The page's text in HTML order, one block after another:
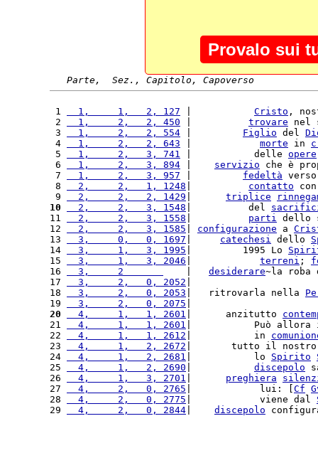
Provalo sui
Parte,  Sez., Capitolo, Capoverso
1
  1,     1,   2, 127
Cristo ,
2
  1,     2,   2, 450
trovare nel
3
  1,     2,   2, 554
Figlio del
4
  1,     2,   2, 643
morte in
5
  1,     2,   3, 741
|           delle opere
6
  1,     2,   3, 894
servizio che è
7
  1,     2,   3, 957
fedeltà
8
  2,     2,   1, 1248
contatto
9
  2,     2,   2, 1429
triplice
10
  2,     2,   3, 1548
|          del
11
  2,     2,   3, 1558
parti dello
12
  2,     2,   3, 1585
configurazione a
13
  3,     0,   0, 1697
catechesi dello
14
  3,     1,   3, 1995
|         1995 Lo
15
  3,     1,   3, 2046
terreni ;
16
  3,     2
desiderare~la roba
17
  3,     2,   0, 2052
18
  3,     2,   0, 2053
|   ritrovarla nella
19
  3,     2,   0, 2075
20
  4,     1,   1, 2601
|      anzitutto
21
  4,     1,   1, 2601
|           Può allora
22
  4,     1,   1, 2612
|           in
23
  4,     1,   2, 2672
|       tutto il
24
  4,     1,   2, 2681
|           lo Spirito
25
  4,     1,   2, 2690
discepolo
26
  4,     1,   3, 2701
preghiera
27
  4,     2,   0, 2765
|            lui: [ Cf
28
  4,     2,   0, 2775
|            viene dal
29
  4,     2,   0, 2844
discepolo